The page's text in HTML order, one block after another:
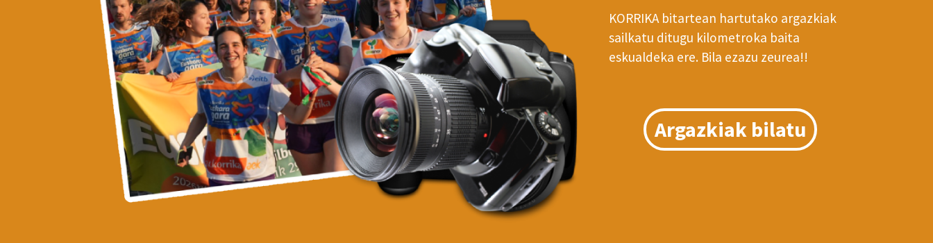
KORRIKA bitartean hartutako argazkiak
sailkatu ditugu kilometroka baita
eskualdeka ere. Bila ezazu zeurea!!
Argazkiak bilatu